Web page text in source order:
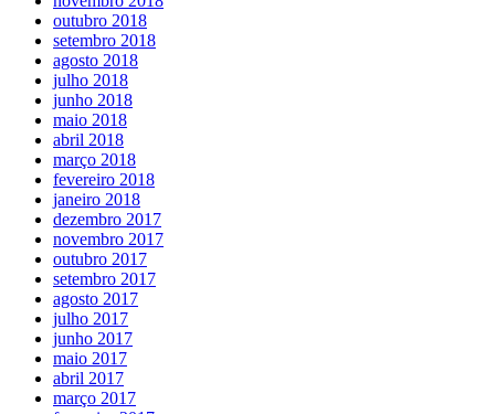
outubro 2018
setembro 2018
agosto 2018
julho 2018
junho 2018
maio 2018
abril 2018
março 2018
fevereiro 2018
janeiro 2018
dezembro 2017
novembro 2017
outubro 2017
setembro 2017
agosto 2017
julho 2017
junho 2017
maio 2017
abril 2017
março 2017